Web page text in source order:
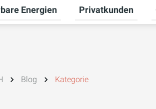
Energien
Untermenü für
Privatkunden
Blog Kategorie